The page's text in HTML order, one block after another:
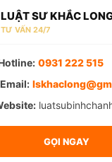
LUẬT SƯ KHẮC
TƯ VẤN 24/7
0931 222 515
Email:
GỌI NGAY